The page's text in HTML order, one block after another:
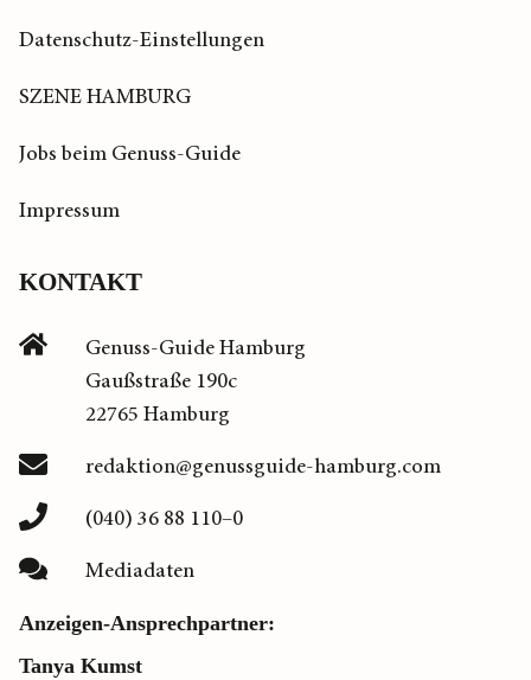
Datenschutz-Einstellungen
SZENE HAMBURG
Jobs beim Genuss-Guide
Impressum
KONTAKT
Genuss-Guide Hamburg
Gaußstraße 190c
22765 Hamburg
redaktion@genussguide-hamburg.com
(040) 36 88 110–0
Mediadaten
Anzeigen-Ansprechpartner:
Tanya Kumst